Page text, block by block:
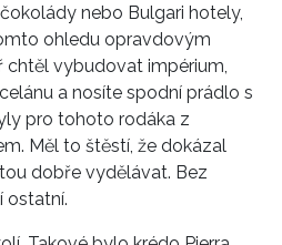
nebo Bulgari hotely,
ohledu opravdovým
chtěl vybudovat impérium,
a nosíte spodní prádlo s
pro tohoto rodáka z
Měl to štěstí, že dokázal
dobře vydělávat. Bez
ostatní.